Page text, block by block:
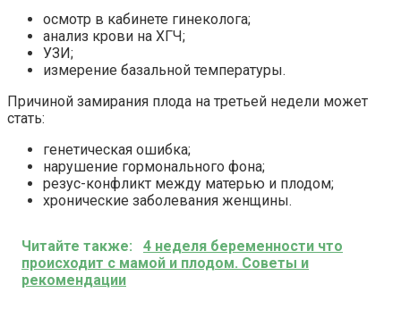
осмотр в кабинете гинеколога;
анализ крови на ХГЧ;
УЗИ;
измерение базальной температуры.
Причиной замирания плода на третьей недели может
стать:
генетическая ошибка;
нарушение гормонального фона;
резус-конфликт между матерью и плодом;
хронические заболевания женщины.
Читайте также:
4 неделя беременности что
происходит с мамой и плодом. Советы и
рекомендации